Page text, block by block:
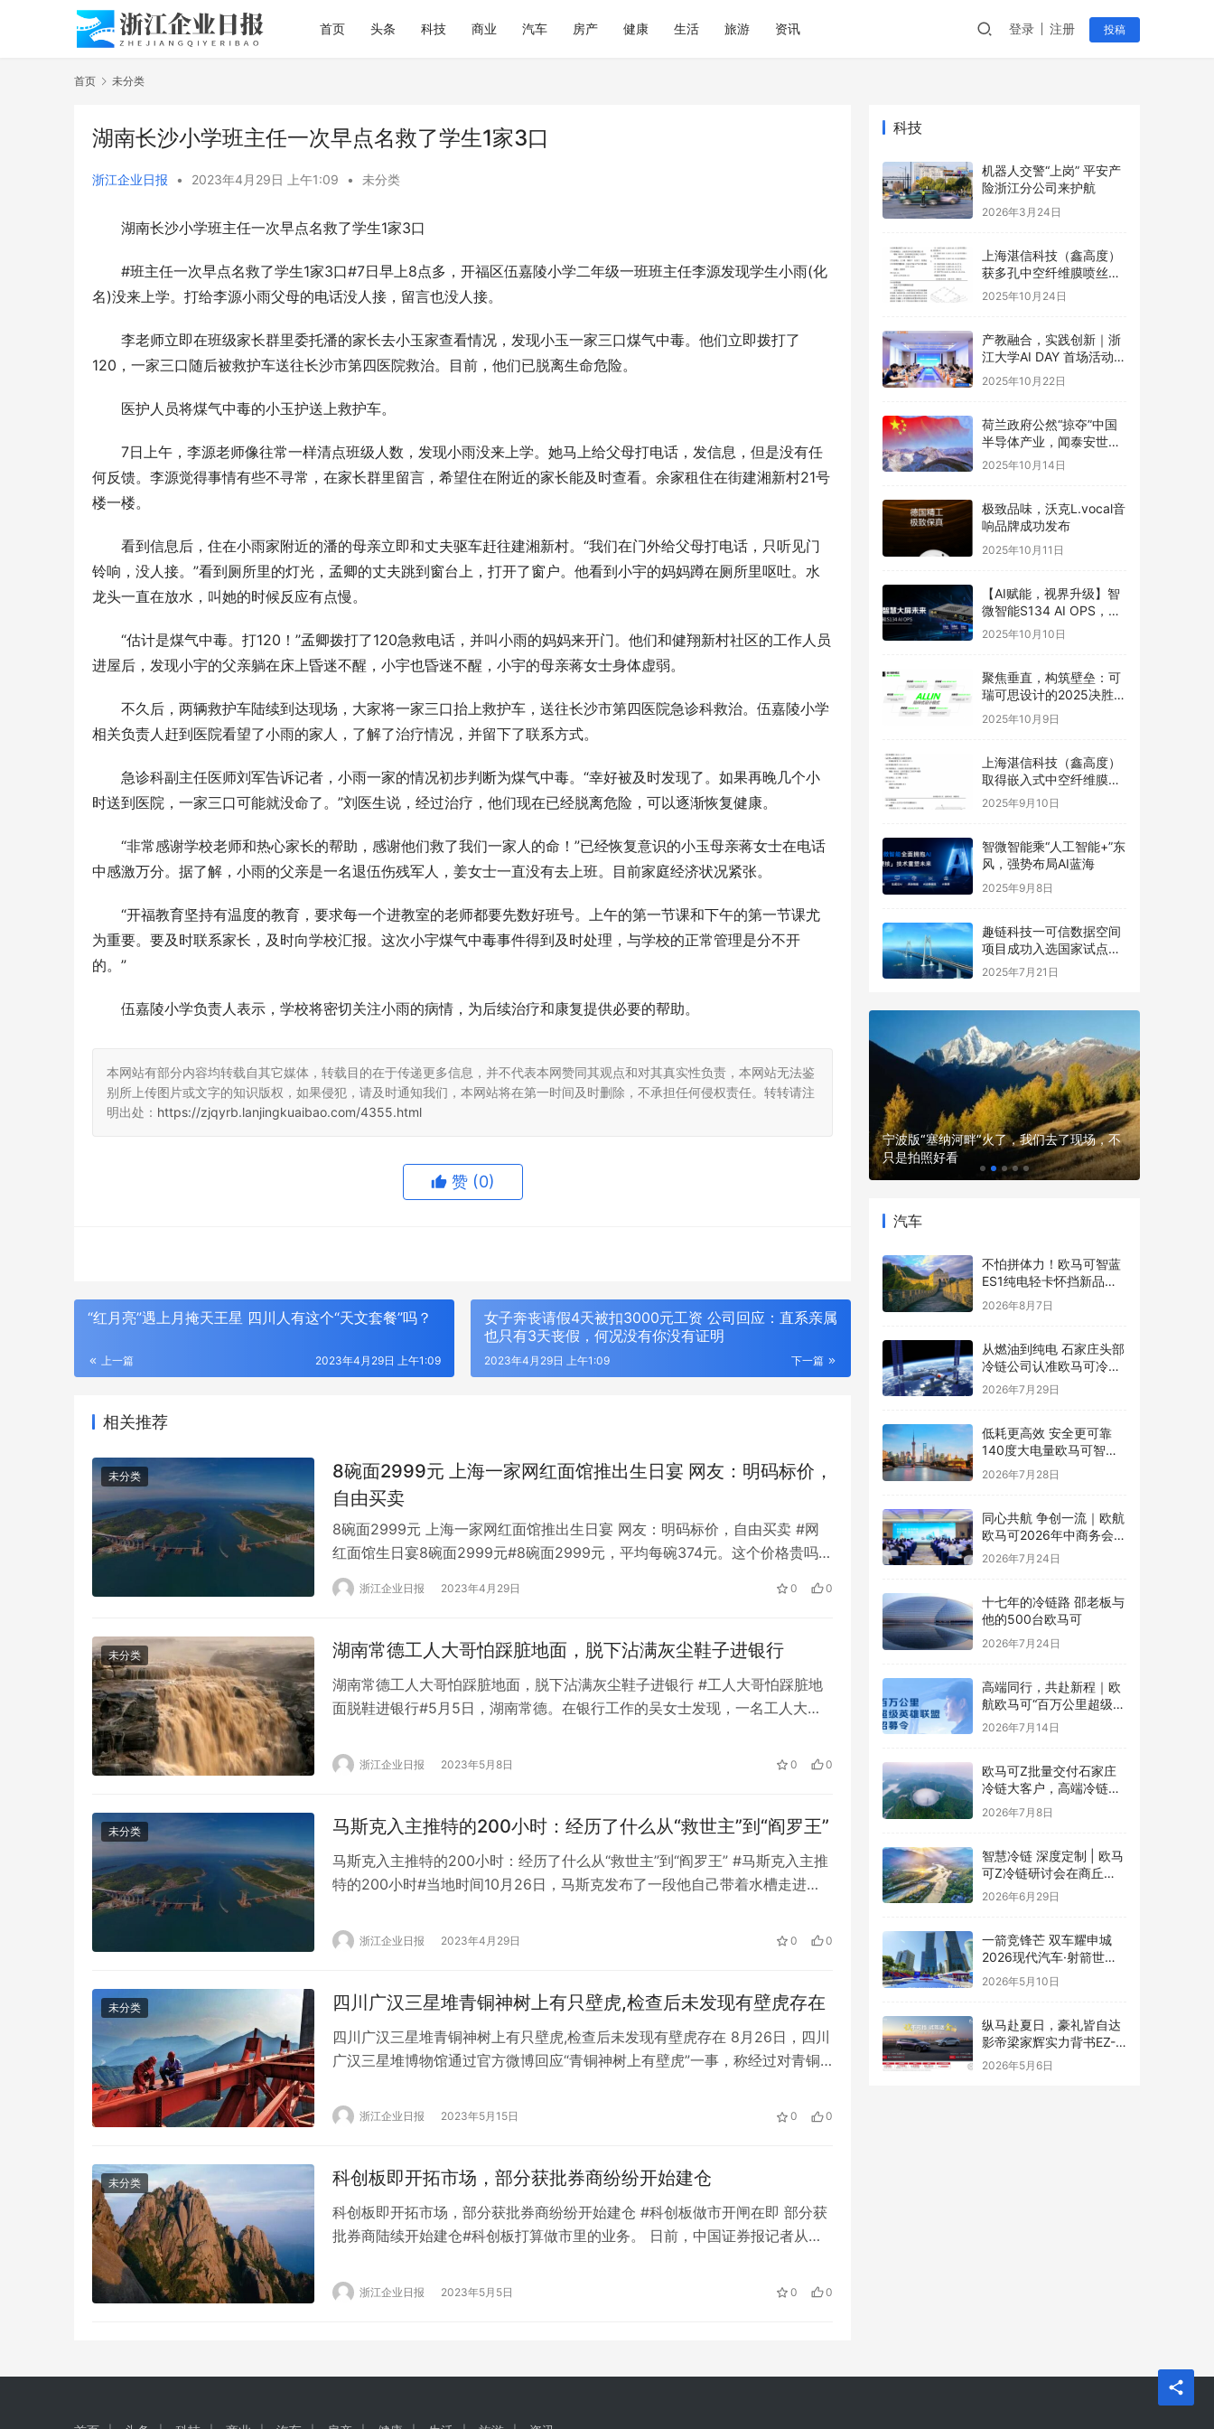
首页 头条 科技 商业 汽车 房产 健康 生活 旅游 资讯 登录 注册 投稿
首页 未分类
湖南长沙小学班主任一次早点名救了学生1家3口
浙江企业日报 • 2023年4月29日 上午1:09 • 未分类
湖南长沙小学班主任一次早点名救了学生1家3口
#班主任一次早点名救了学生1家3口#7日早上8点多，开福区伍嘉陵小学二年级一班班主任李源发现学生小雨(化
名)没来上学。打给李源小雨父母的电话没人接，留言也没人接。
李老师立即在班级家长群里委托潘的家长去小玉家查看情况，发现小玉一家三口煤气中毒。他们立即拨打了
120，一家三口随后被救护车送往长沙市第四医院救治。目前，他们已脱离生命危险。
医护人员将煤气中毒的小玉护送上救护车。
7日上午，李源老师像往常一样清点班级人数，发现小雨没来上学。她马上给父母打电话，发信息，但是没有任
何反馈。李源觉得事情有些不寻常，在家长群里留言，希望住在附近的家长能及时查看。余家租住在街建湘新村21号
楼一楼。
看到信息后，住在小雨家附近的潘的母亲立即和丈夫驱车赶往建湘新村。“我们在门外给父母打电话，只听见门
铃响，没人接。”看到厕所里的灯光，孟卿的丈夫跳到窗台上，打开了窗户。他看到小宇的妈妈蹲在厕所里呕吐。水
龙头一直在放水，叫她的时候反应有点慢。
“估计是煤气中毒。打120！”孟卿拨打了120急救电话，并叫小雨的妈妈来开门。他们和健翔新村社区的工作人员
进屋后，发现小宇的父亲躺在床上昏迷不醒，小宇也昏迷不醒，小宇的母亲蒋女士身体虚弱。
不久后，两辆救护车陆续到达现场，大家将一家三口抬上救护车，送往长沙市第四医院急诊科救治。伍嘉陵小学
相关负责人赶到医院看望了小雨的家人，了解了治疗情况，并留下了联系方式。
急诊科副主任医师刘军告诉记者，小雨一家的情况初步判断为煤气中毒。“幸好被及时发现了。如果再晚几个小
时送到医院，一家三口可能就没命了。”刘医生说，经过治疗，他们现在已经脱离危险，可以逐渐恢复健康。
“非常感谢学校老师和热心家长的帮助，感谢他们救了我们一家人的命！”已经恢复意识的小玉母亲蒋女士在电话
中感激万分。据了解，小雨的父亲是一名退伍伤残军人，姜女士一直没有去上班。目前家庭经济状况紧张。
“开福教育坚持有温度的教育，要求每一个进教室的老师都要先数好班号。上午的第一节课和下午的第一节课尤
为重要。要及时联系家长，及时向学校汇报。这次小宇煤气中毒事件得到及时处理，与学校的正常管理是分不开
的。”
伍嘉陵小学负责人表示，学校将密切关注小雨的病情，为后续治疗和康复提供必要的帮助。
本网站有部分内容均转载自其它媒体，转载目的在于传递更多信息，并不代表本网赞同其观点和对其真实性负责，本网站无法鉴
别所上传图片或文字的知识版权，如果侵犯，请及时通知我们，本网站将在第一时间及时删除，不承担任何侵权责任。转转请注
明出处： https://zjqyrb.lanjingkuaibao.com/4355.html
赞 (0)
“红月亮”遇上月掩天王星 四川人有这个“天文套餐”吗？
上一篇 2023年4月29日 上午1:09
女子奔丧请假4天被扣3000元工资 公司回应：直系亲属
也只有3天丧假，何况没有你没有证明
下一篇
2023年4月29日 上午1:09
相关推荐
未分类
8碗面2999元 上海一家网红面馆推出生日宴 网友：明码标价，
自由买卖
8碗面2999元 上海一家网红面馆推出生日宴 网友：明码标价，自由买卖 #网
红面馆生日宴8碗面2999元#8碗面2999元，平均每碗374元。这个价格贵吗？
据021视频报道，上海一家面馆近日推出2999元生日宴套餐。根据店家发布的
招牌，生日宴包括八种浇头和八人份的面条。套餐还包括“老板亲自下厨”和“一
浙江企业日报 2023年4月29日 0 0
未分类 湖南常德工人大哥怕踩脏地面，脱下沾满灰尘鞋子进银行
湖南常德工人大哥怕踩脏地面，脱下沾满灰尘鞋子进银行 #工人大哥怕踩脏地
面脱鞋进银行#5月5日，湖南常德。在银行工作的吴女士发现，一名工人大哥
前提醒他大哥不用脱鞋。他大哥办完事，默默离开了。吴女士说，银行没有要
浙江企业日报 2023年5月8日 0 0
未分类 马斯克入主推特的200小时：经历了什么从“救世主”到“阎罗王”
马斯克入主推特的200小时：经历了什么从“救世主”到“阎罗王” #马斯克入主推
特的200小时#当地时间10月26日，马斯克发布了一段他自己带着水槽走进
部——想想吧。他还把自己的推特账号简介改成了“Chief Twit”(推特老板)。此
后，Twitter正式换了老板。…
浙江企业日报 2023年4月29日 0 0
未分类 四川广汉三星堆青铜神树上有只壁虎,检查后未发现有壁虎存在
四川广汉三星堆青铜神树上有只壁虎,检查后未发现有壁虎存在 8月26日，四川
广汉三星堆博物馆通过官方微博回应“青铜神树上有壁虎”一事，称经过对青铜
上传言“在三星堆博物馆青铜神树上发现壁虎”一事，我馆高度重视。经过对青
浙江企业日报 2023年5月15日 0 0
未分类 科创板即开拓市场，部分获批券商纷纷开始建仓
科创板即开拓市场，部分获批券商纷纷开始建仓 #科创板做市开闸在即 部分获
批券商陆续开始建仓#科创板打算做市里的业务。 日前，中国证券报记者从证
为科创板市场带来增量资金。 证券公司表示，在市场业务顺利运行后，将根据
浙江企业日报 2023年5月5日 0 0
科技
机器人交警“上岗” 平安产
险浙江分公司来护航
2026年3月24日
上海湛信科技（鑫高度）
获多孔中空纤维膜喷丝装
置等2项专利
2025年10月24日
产教融合，实践创新｜浙
江大学AI DAY 首场活动成
功举办！
2025年10月22日
荷兰政府公然“掠夺”中国
半导体产业，闻泰安世坚
决捍卫
2025年10月14日
极致品味，沃克L.vocal音
响品牌成功发布
2025年10月11日
【AI赋能，视界升级】智
微智能S134 AI OPS，重
构智慧大屏未来
2025年10月10日
聚焦垂直，构筑壁垒：可
瑞可思设计的2025决胜之
道
2025年10月9日
上海湛信科技（鑫高度）
取得嵌入式中空纤维膜喷
丝头发明专利
2025年9月10日
智微智能乘“人工智能+”东
风，强势布局AI蓝海
2025年9月8日
趣链科技一可信数据空间
项目成功入选国家试点名
单
2025年7月21日
宁波版“塞纳河畔”火了，我们去了现场，不
只是拍照好看
汽车
不怕拼体力！欧马可智蓝
ES1纯电轻卡怀挡新品解
锁舒适高效运营新体验
2026年8月7日
从燃油到纯电 石家庄头部
冷链公司认准欧马可冷藏
车
2026年7月29日
低耗更高效 安全更可靠
140度大电量欧马可智蓝
ES1纯电轻卡怀挡新品亮
2026年7月28日
同心共航 争创一流｜欧航
欧马可2026年中商务会暨
战略研讨会圆满召开
2026年7月24日
十七年的冷链路 邵老板与
他的500台欧马可
2026年7月24日
高端同行，共赴新程｜欧
航欧马可“百万公里超级英
雄联盟”全球招募正式启动
2026年7月14日
欧马可Z批量交付石家庄
冷链大客户，高端冷链运
力赋能京津冀“鲜”锋物流
2026年7月8日
智慧冷链 深度定制 | 欧马
可Z冷链研讨会在商丘举
行，新能源纯电平台赋能
冷链物流行业升级
2026年6月29日
一箭竞锋芒 双车耀申城
2026现代汽车·射箭世界
杯赛上海站圆满落幕
2026年5月10日
纵马赴夏日，豪礼皆自达
影帝梁家辉实力背书EZ-
60马年版上市 EZ-6超级
置换季开启
2026年5月6日